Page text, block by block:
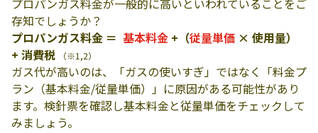
プロパンガス料金が一般的に高いといわれていることをご
存知でしょうか？
プロパンガス料金 ＝ 基本料金 +（従量単価 × 使用量）
+ 消費税
（※1,2）
ガス代が高いのは、「ガスの使いすぎ」ではなく「料金プ
ラン（基本料金/従量単価）」に原因がある可能性があり
ます。検針票を確認し基本料金と従量単価をチェックして
みましょう。